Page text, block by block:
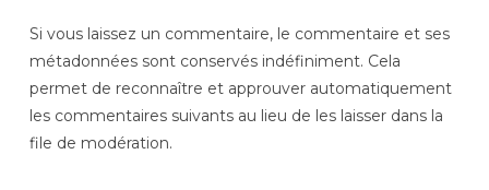
Si vous laissez un commentaire, le commentaire et ses
métadonnées sont conservés indéfiniment. Cela
permet de reconnaître et approuver automatiquement
les commentaires suivants au lieu de les laisser dans la
file de modération.